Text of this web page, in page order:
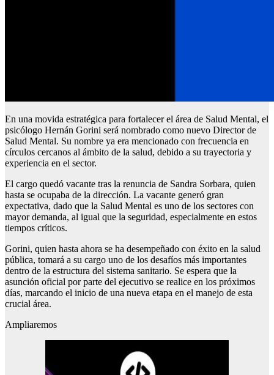
En una movida estratégica para fortalecer el área de Salud Mental, el
psicólogo Hernán Gorini será nombrado como nuevo Director de
Salud Mental. Su nombre ya era mencionado con frecuencia en
círculos cercanos al ámbito de la salud, debido a su trayectoria y
experiencia en el sector.
El cargo quedó vacante tras la renuncia de Sandra Sorbara, quien
hasta se ocupaba de la dirección. La vacante generó gran
expectativa, dado que la Salud Mental es uno de los sectores con
mayor demanda, al igual que la seguridad, especialmente en estos
tiempos críticos.
Gorini, quien hasta ahora se ha desempeñado con éxito en la salud
pública, tomará a su cargo uno de los desafíos más importantes
dentro de la estructura del sistema sanitario. Se espera que la
asunción oficial por parte del ejecutivo se realice en los próximos
días, marcando el inicio de una nueva etapa en el manejo de esta
crucial área.
Ampliaremos